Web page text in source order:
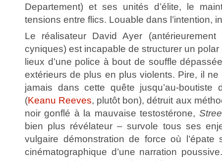
Departement) et ses unités d’élite, le
tensions entre flics. Louable dans l’intention,
Le réalisateur David Ayer
cyniques) est incapable de structurer un polar
lieux d’une police à bout de souffle
extérieurs de plus en plus violents. Pire, il
jamais dans cette quête jusqu’au-boutiste
(Keanu Reeves, plutôt bon), détruit aux
noir gonflé à la mauvaise testostérone,
bien plus révélateur – survole tous ses
vulgaire démonstration de force où l’épate
cinématographique d’une narration